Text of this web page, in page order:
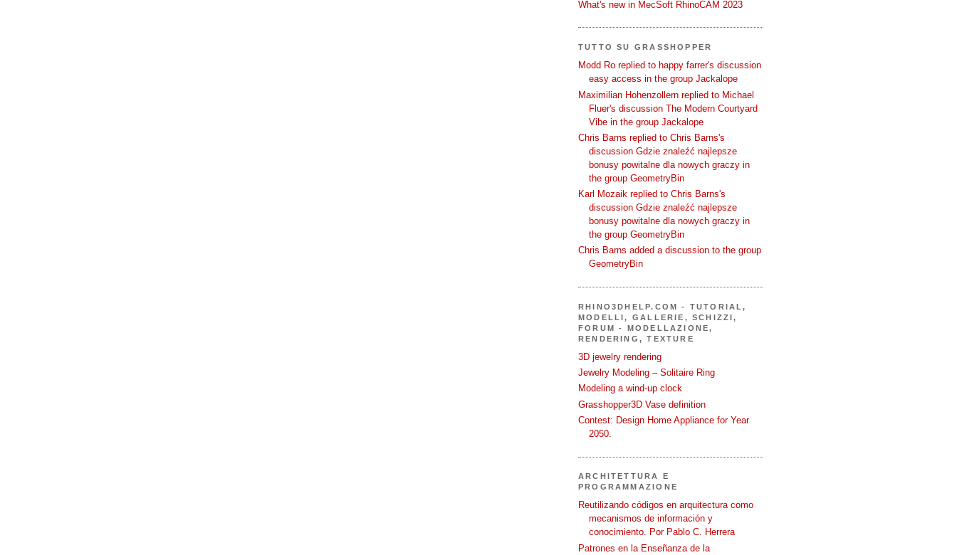
What's new in MecSoft RhinoCAM 2023
TUTTO SU GRASSHOPPER
Modd Ro replied to happy farrer's discussion
easy access in the group Jackalope
Maximilian Hohenzollern replied to Michael
Fluer's discussion The Modern Courtyard
Vibe in the group Jackalope
Chris Barns replied to Chris Barns's
discussion Gdzie znaleźć najlepsze
bonusy powitalne dla nowych graczy in
the group GeometryBin
Karl Mozaik replied to Chris Barns's
discussion Gdzie znaleźć najlepsze
bonusy powitalne dla nowych graczy in
the group GeometryBin
Chris Barns added a discussion to the group
GeometryBin
RHINO3DHELP.COM - TUTORIAL,
MODELLI, GALLERIE, SCHIZZI,
FORUM - MODELLAZIONE,
RENDERING, TEXTURE
3D jewelry rendering
Jewelry Modeling – Solitaire Ring
Modeling a wind-up clock
Grasshopper3D Vase definition
Contest: Design Home Appliance for Year
2050.
ARCHITETTURA E
PROGRAMMAZIONE
Reutilizando códigos en arquitectura como
mecanismos de información y
conocimiento. Por Pablo C. Herrera
Patrones en la Enseñanza de la